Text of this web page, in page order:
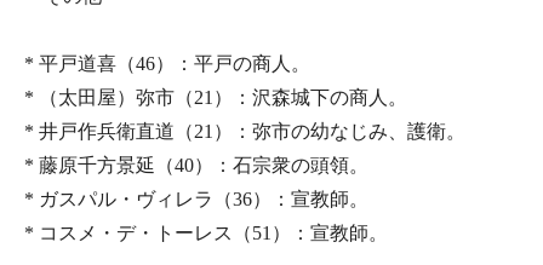
* 平戸道喜（46）：平戸の商人。
* （太田屋）弥市（21）：沢森城下の商人。
* 井戸作兵衛直道（21）：弥市の幼なじみ、護衛。
* 藤原千方景延（40）：石宗衆の頭領。
* ガスパル・ヴィレラ（36）：宣教師。
* コスメ・デ・トーレス（51）：宣教師。